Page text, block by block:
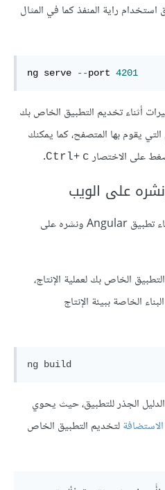
راية المنفذ كما في المثال
ng serve --port 4201
أثناء تخديم التطبيق الخاص بك
يقوم بها المتصفح، كما يمكنك
على الاختصار Ctrl+ c
.
وصلنا إلى المرحلة الأخيرة وهي بناء تطبيق Angular ونشره على
التطبيق الخاص بك لعملية الإنتاج،
الخاصة ببيئة الإنتاج
الجذر للتطبيق، حيث يحوي
لتخديم التطبيق الخاص